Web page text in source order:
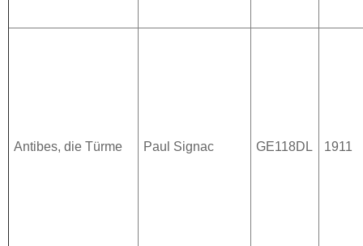
Antibes, die Türme Paul Signac GE118DL 1911